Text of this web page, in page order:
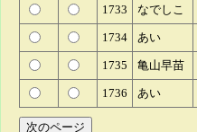
1733 なでしこ
1734 あい
1735 亀山早苗
1736 あい